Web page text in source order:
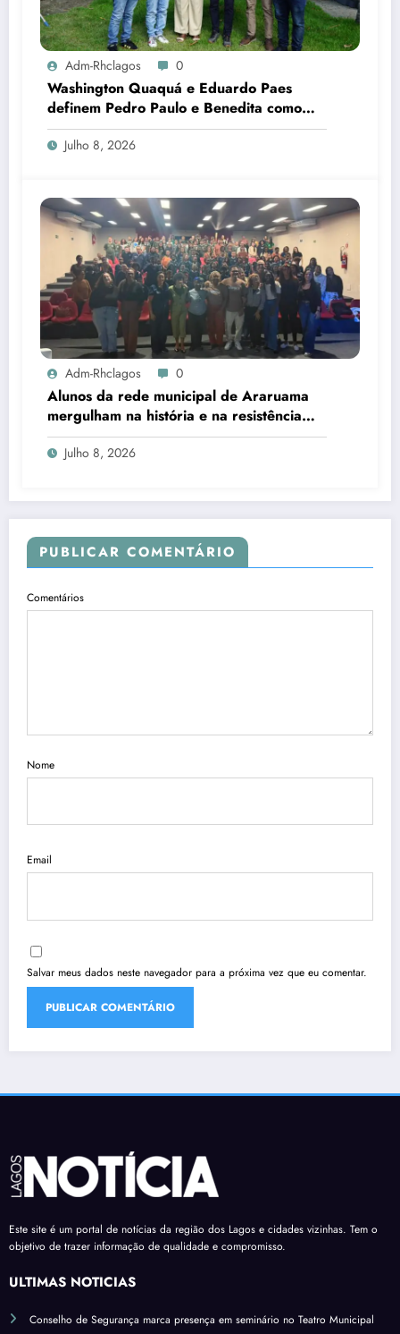
Adm-Rhclagos 0
Washington Quaquá e Eduardo Paes
definem Pedro Paulo e Benedita como
candidatos ao Senado no Rio
Julho 8, 2026
Adm-Rhclagos 0
Alunos da rede municipal de Araruama
mergulham na história e na resistência
dos quilombos da Região dos Lagos
Julho 8, 2026
PUBLICAR COMENTÁRIO
Comentários
Nome
Email
Salvar meus dados neste navegador para a próxima vez que eu comentar.
Este site é um portal de notícias da região dos Lagos e cidades vizinhas. Tem o
objetivo de trazer informação de qualidade e compromisso.
ÚLTIMAS NOTÍCIAS
Conselho de Segurança marca presença em seminário no Teatro Municipal